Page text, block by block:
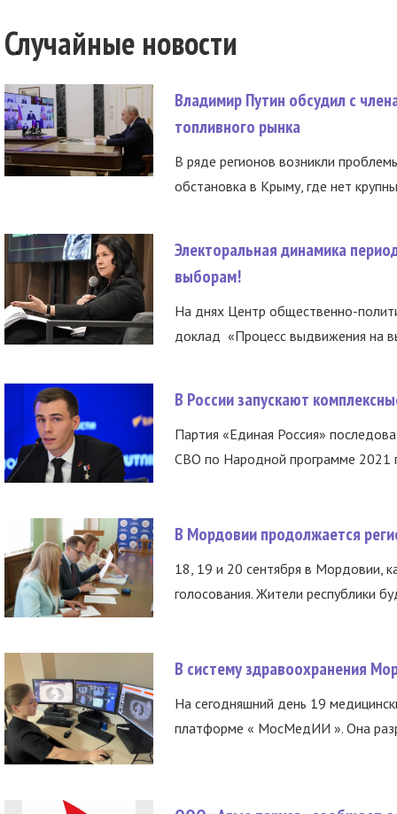
Случайные новости
Владимир Путин обсудил с
топливного рынка
В ряде регионов возникли
обстановка в Крыму, где нет
Электоральная динамика
выборам!
На днях Центр общественно-
доклад «Процесс выдвижения на
В России запускают
Партия «Единая Россия»
СВО по Народной программе 2021
В Мордовии продолжается
18, 19 и 20 сентября в Мордовии,
голосования. Жители республики
В систему здравоохранения
На сегодняшний день 19
платформе « МосМедИИ ». Она